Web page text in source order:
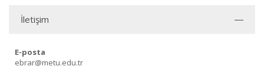
İletişim
E-posta
ebrar@metu.edu.tr